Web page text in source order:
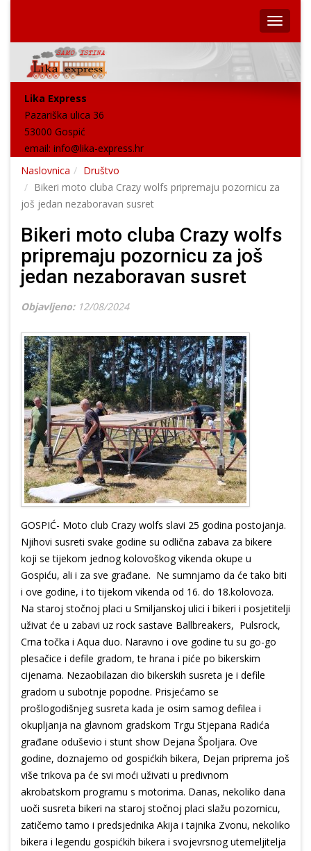
Lika Express
Pazariška ulica 36
53000 Gospić
email: info@lika-express.hr
Naslovnica
Društvo
Bikeri moto cluba Crazy wolfs pripremaju pozornicu za
još jedan nezaboravan susret
Bikeri moto cluba Crazy wolfs
pripremaju pozornicu za još
jedan nezaboravan susret
Objavljeno: 12/08/2024
GOSPIĆ- Moto club Crazy wolfs slavi 25 godina postojanja.
Njihovi susreti svake godine su odlična zabava za bikere
koji se tijekom jednog kolovoškog vikenda okupe u
Gospiću, ali i za sve građane. Ne sumnjamo da će tako biti
i ove godine, i to tijekom vikenda od 16. do 18.kolovoza.
Na staroj stočnoj placi u Smiljanskoj ulici i bikeri i posjetitelji
uživat će u zabavi uz rock sastave Ballbreakers, Pulsrock,
Crna točka i Aqua duo. Naravno i ove godine tu su go-go
plesačice i defile gradom, te hrana i piće po bikerskim
cijenama. Nezaobilazan dio bikerskih susreta je i defile
gradom u subotnje popodne. Prisjećamo se
prošlogodišnjeg susreta kada je osim samog defilea i
okupljanja na glavnom gradskom Trgu Stjepana Radića
građane oduševio i stunt show Dejana Špoljara. Ove
godine, doznajemo od gospićkih bikera, Dejan priprema još
više trikova pa će svi moći uživati u predivnom
akrobatskom programu s motorima. Danas, nekoliko dana
uoči susreta bikeri na staroj stočnoj placi slažu pozornicu,
zatičemo tamo i predsjednika Akija i tajnika Zvonu, nekoliko
bikera i legendu gospićkih bikera i svojevrsnog utemeljitelja